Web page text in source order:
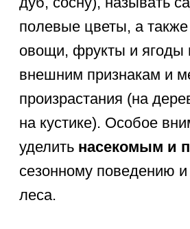
это звезда, которая дает нам свет
и тепло, а Луна — спутник Земли,
который виден ночью. Эти
природных явлений, таких как
молния или сильный ветер,
их естественную природу.
лето, осень), их порядок
и характерные приметы